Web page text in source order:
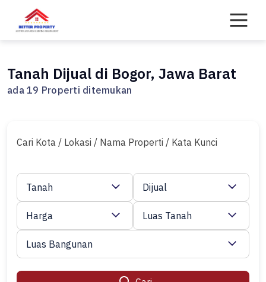
content
Tanah Dijual di Bogor, Jawa Barat
ada 19 Properti ditemukan
Cari Kota / Lokasi / Nama Properti / Kata Kunci
Tanah Dijual
Harga Luas Tanah
Luas Bangunan